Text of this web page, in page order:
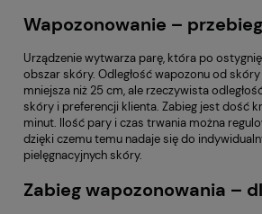
Wapozonowanie –
Urządzenie wytwarza parę, która po
obszar skóry. Odległość wapozonu od
mniejsza niż 25 cm, ale rzeczywista
skóry i preferencji klienta. Zabieg jest dość
minut. Ilość pary i czas trwania można
dzięki czemu temu nadaje się do
pielęgnacyjnych skóry.
Zabieg wapozonowania –